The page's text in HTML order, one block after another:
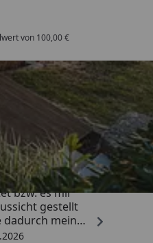
von 100,00 €
4,81/ 5
viel schneller
bzw. es mir
gestellt
dadurch mein
. Vielen